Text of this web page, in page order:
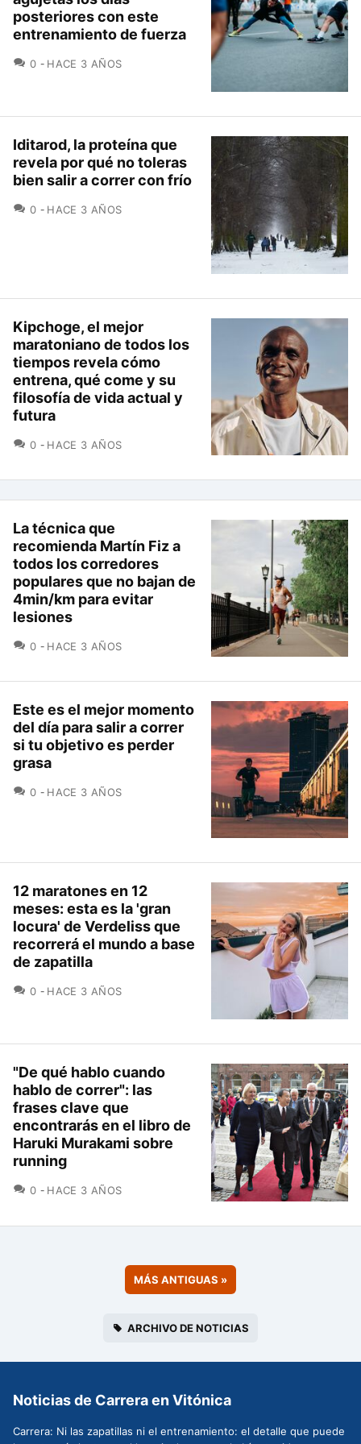
posteriores con este
entrenamiento de fuerza
0 COMENTARIOS
HACE 3 AÑOS
Iditarod, la proteína que
revela por qué no toleras
bien salir a correr con frío
0 COMENTARIOS
HACE 3 AÑOS
Kipchoge, el mejor
maratoniano de todos los
tiempos revela cómo
entrena, qué come y su
filosofía de vida actual y
futura
0 COMENTARIOS
HACE 3 AÑOS
La técnica que
recomienda Martín Fiz a
todos los corredores
populares que no bajan de
4min/km para evitar
lesiones
0 COMENTARIOS
HACE 3 AÑOS
Este es el mejor momento
del día para salir a correr
si tu objetivo es perder
grasa
0 COMENTARIOS
HACE 3 AÑOS
12 maratones en 12
meses: esta es la 'gran
locura' de Verdeliss que
recorrerá el mundo a base
de zapatilla
0 COMENTARIOS
HACE 3 AÑOS
"De qué hablo cuando
hablo de correr": las
frases clave que
encontrarás en el libro de
Haruki Murakami sobre
running
0 COMENTARIOS
HACE 3 AÑOS
MÁS ANTIGUAS »
ARCHIVO DE NOTICIAS
Noticias de Carrera en Vitónica
Carrera: Ni las zapatillas ni el entrenamiento: el detalle que puede